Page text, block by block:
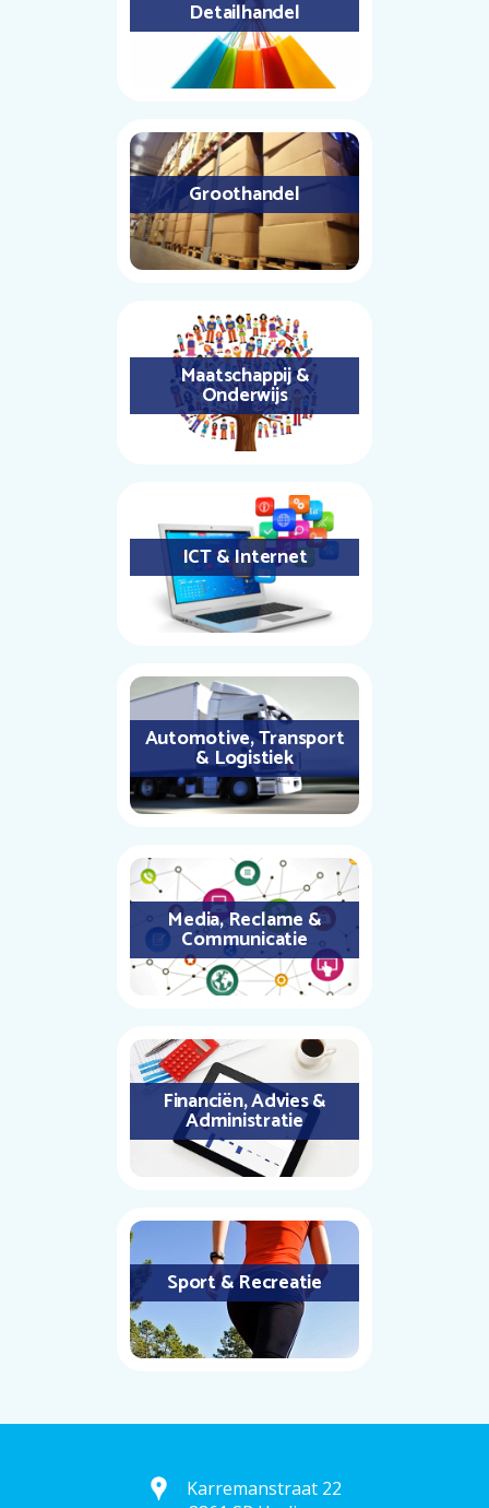
Detailhandel
Groothandel
Maatschappij &
Onderwijs
ICT & Internet
Automotive, Transport
& Logistiek
Media, Reclame &
Communicatie
Financiën, Advies &
Administratie
Sport & Recreatie
Karremanstraat 22